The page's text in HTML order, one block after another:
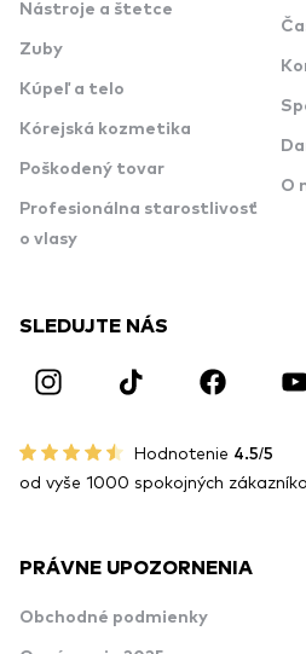
Nástroje a štetce
Zuby
Kúpeľ a telo
Kórejská kozmetika
Poškodený tovar
Profesionálna starostlivosť
o vlasy
O
SLEDUJTE NÁS
Hodnotenie 4.5/5
od vyše 1000 spokojných
PRÁVNE UPOZORNENIA
Obchodné podmienky